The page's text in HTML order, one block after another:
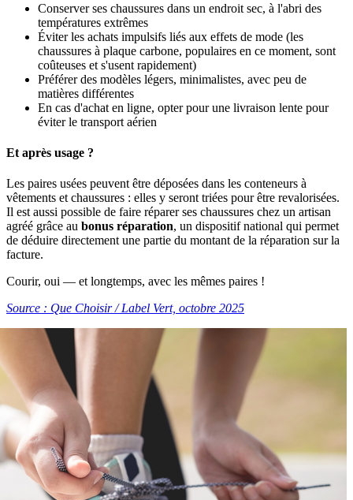
Conserver ses chaussures dans un endroit sec, à l'abri des
températures extrêmes
Éviter les achats impulsifs liés aux effets de mode (les
chaussures à plaque carbone, populaires en ce moment, sont
coûteuses et s'usent rapidement)
Préférer des modèles légers, minimalistes, avec peu de
matières différentes
En cas d'achat en ligne, opter pour une livraison lente pour
éviter le transport aérien
Et après usage ?
Les paires usées peuvent être déposées dans les conteneurs à
vêtements et chaussures : elles y seront triées pour être revalorisées.
Il est aussi possible de faire réparer ses chaussures chez un artisan
agréé grâce au bonus réparation, un dispositif national qui permet
de déduire directement une partie du montant de la réparation sur la
facture.
Courir, oui — et longtemps, avec les mêmes paires !
Source : Que Choisir / Label Vert, octobre 2025